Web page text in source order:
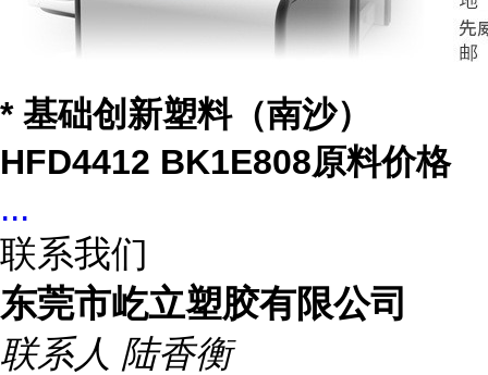
* 基础创新塑料（南沙）
HFD4412 BK1E808原料价格
...
联系我们
东莞市屹立塑胶有限公司
联系人 陆香衡